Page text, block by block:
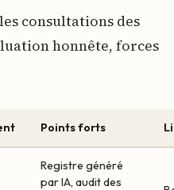
consultations des
honnête, forces
Points forts
Registre généré
par IA, audit des